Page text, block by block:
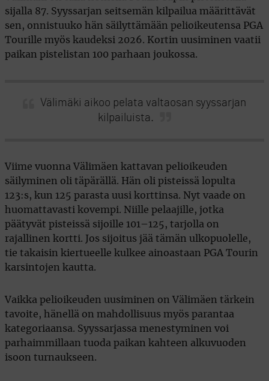
sijalla 87. Syyssarjan seitsemän kilpailua määrittävät
sen, onnistuuko hän säilyttämään pelioikeutensa PGA
Tourille myös kaudeksi 2026. Kortin uusiminen vaatii
paikan pistelistan 100 parhaan joukossa.
Välimäki aikoo pelata valtaosan syyssarjan
kilpailuista.
Viime vuonna Välimäen kattavan pelioikeuden
säilyminen oli täpärällä. Hän oli pisteissä lopulta
123:s, kun 125 parasta uusi korttinsa. Nyt vaade on
huomattavasti kovempi. Niille pelaajille, jotka
päätyvät pisteissä sijoille 101–125, tarjolla on
rajallinen kortti. Jos sijoitus jää tämän ulkopuolelle,
tie takaisin kiertueelle kulkee ainoastaan PGA Tourin
karsintojen kautta.
Vaikka pelioikeuden uusiminen on Välimäen tärkein
tavoite, hänellä on mahdollisuus myös parantaa
kategoriaansa. Syyssarjassa menestyminen voi
parhaimmillaan tuoda paikan kahteen alkuvuoden
isoon turnaukseen.